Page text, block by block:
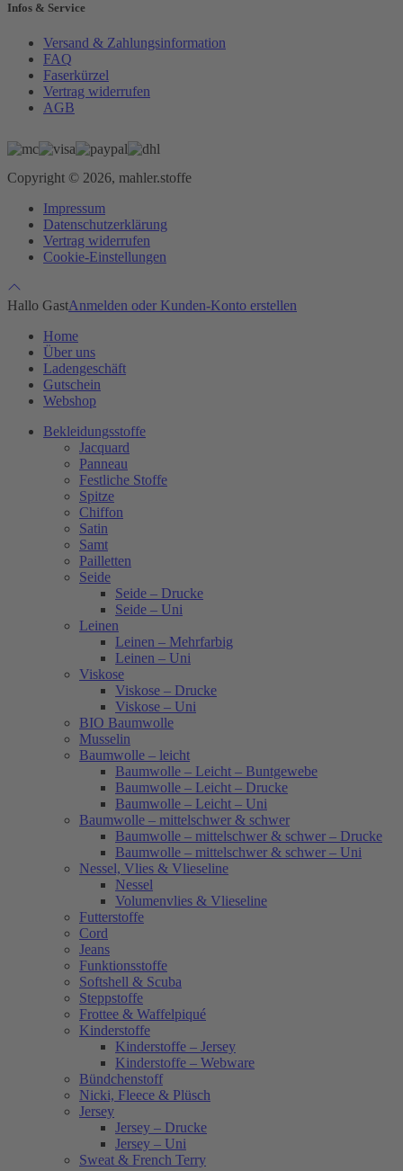
Infos & Service
Versand & Zahlungsinformation
FAQ
Faserkürzel
Vertrag widerrufen
AGB
Copyright © 2026, mahler.stoffe
Impressum
Datenschutzerklärung
Vertrag widerrufen
Cookie-Einstellungen
Hallo GastAnmelden oder Kunden-Konto erstellen
Home
Über uns
Ladengeschäft
Gutschein
Webshop
Bekleidungsstoffe
Jacquard
Panneau
Festliche Stoffe
Spitze
Chiffon
Satin
Samt
Pailletten
Seide
Seide – Drucke
Seide – Uni
Leinen
Leinen – Mehrfarbig
Leinen – Uni
Viskose
Viskose – Drucke
Viskose – Uni
BIO Baumwolle
Musselin
Baumwolle – leicht
Baumwolle – Leicht – Buntgewebe
Baumwolle – Leicht – Drucke
Baumwolle – Leicht – Uni
Baumwolle – mittelschwer & schwer
Baumwolle – mittelschwer & schwer – Drucke
Baumwolle – mittelschwer & schwer – Uni
Nessel, Vlies & Vlieseline
Nessel
Volumenvlies & Vlieseline
Futterstoffe
Cord
Jeans
Funktionsstoffe
Softshell & Scuba
Steppstoffe
Frottee & Waffelpiqué
Kinderstoffe
Kinderstoffe – Jersey
Kinderstoffe – Webware
Bündchenstoff
Nicki, Fleece & Plüsch
Jersey
Jersey – Drucke
Jersey – Uni
Sweat & French Terry